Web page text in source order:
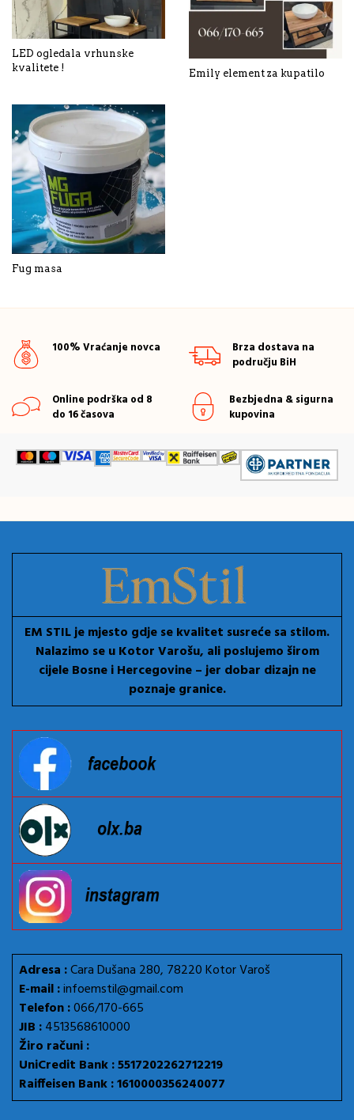
LED ogledala vrhunske
kvalitete !
Emily element za kupatilo
Fug masa
100% Vraćanje novca
Brza dostava na
području BiH
Online podrška od 8
do 16 časova
Bezbjedna & sigurna
kupovina
EM STIL je mjesto gdje se kvalitet susreće sa stilom.
Nalazimo se u Kotor Varošu, ali poslujemo širom
cijele Bosne i Hercegovine – jer dobar dizajn ne
poznaje granice.
Adresa :Cara Dušana 280, 78220 Kotor Varoš
E-mail :infoemstil@gmail.com
Telefon :066/170-665
JIB :4513568610000
Žiro računi :
UniCredit Bank : 5517202262712219
Raiffeisen Bank : 1610000356240077